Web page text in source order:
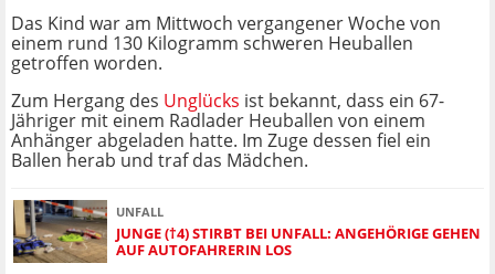
Das Kind war am Mittwoch vergangener Woche von
einem rund 130 Kilogramm schweren Heuballen
getroffen worden.
Zum Hergang des Unglücks ist bekannt, dass ein 67-
Jähriger mit einem Radlader Heuballen von einem
Anhänger abgeladen hatte. Im Zuge dessen fiel ein
Ballen herab und traf das Mädchen.
UNFALL
JUNGE (†4) STIRBT BEI UNFALL: ANGEHÖRIGE GEHEN
AUF AUTOFAHRERIN LOS